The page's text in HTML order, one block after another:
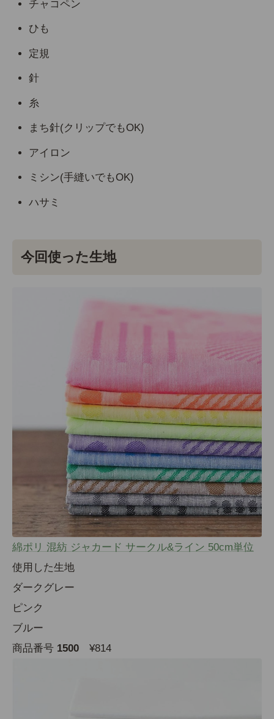
チャコペン
ひも
定規
針
糸
まち針(クリップでもOK)
アイロン
ミシン(手縫いでもOK)
ハサミ
今回使った生地
綿ポリ 混紡 ジャカード サークル&ライン 50cm単位
使用した生地
ダークグレー
ピンク
ブルー
商品番号 1500 ¥814